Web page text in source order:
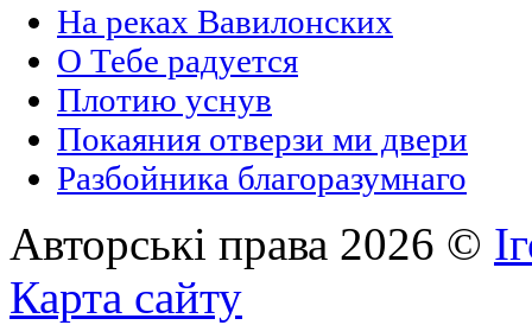
На реках Вавилонских
О Тебе радуется
Плотию уснув
Покаяния отверзи ми двери
Разбойника благоразумнаго
Авторські права 2026 ©
Карта сайту